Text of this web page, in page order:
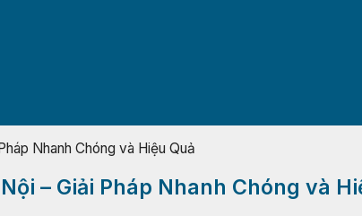
Nhanh Chóng và Hiệu Quả
– Giải Pháp Nhanh Chóng và